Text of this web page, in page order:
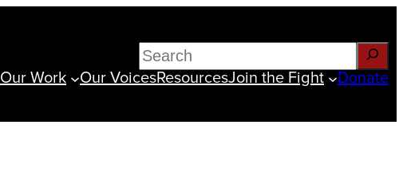
Search
Our Work Our VoicesResourcesJoin the Fight Donate